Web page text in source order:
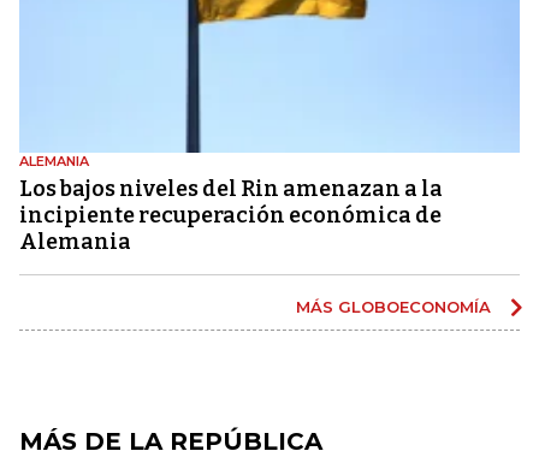
ALEMANIA
Los bajos niveles del Rin amenazan a la
incipiente recuperación económica de
Alemania
MÁS GLOBOECONOMÍA
MÁS DE LA REPÚBLICA